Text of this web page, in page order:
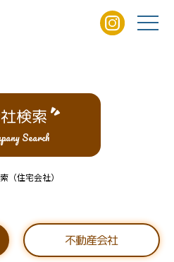
検索
Search
（住宅会社）
不動産会社